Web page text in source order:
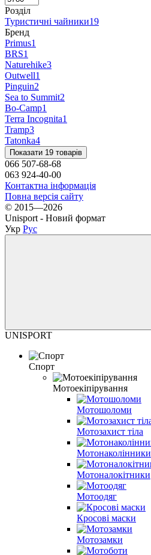
Розділ
Туристичні чайники19
Бренд
Primus1
BRS1
Naturehike3
Outwell1
Pinguin2
Sea to Summit2
Bo-Camp1
Terra Incognita1
Tramp3
Tatonka4
Показати 19 товарів
066 507-68-68
063 924-40-00
Контактна інформація
Повна версія сайту
© 2015—2026
Unisport - Новий формат
Укр Рус
UNISPORT
Спорт
Мотоекіпірування
Мотошоломи
Мотозахист тіла
Мотонаколінники
Мотоналокітники
Мотоодяг
Кросові маски
Мотозамки